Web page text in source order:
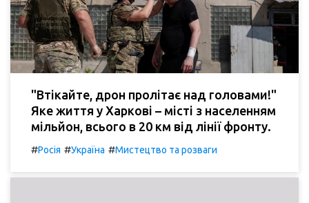
"Втікайте, дрон пролітає над головами!"
Яке життя у Харкові – місті з населенням
мільйон, всього в 20 км від лінії фронту.
#Росія #Україна #Мистецтво та розваги